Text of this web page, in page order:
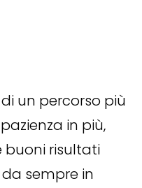
un percorso più
in più,
buoni risultati
sempre in